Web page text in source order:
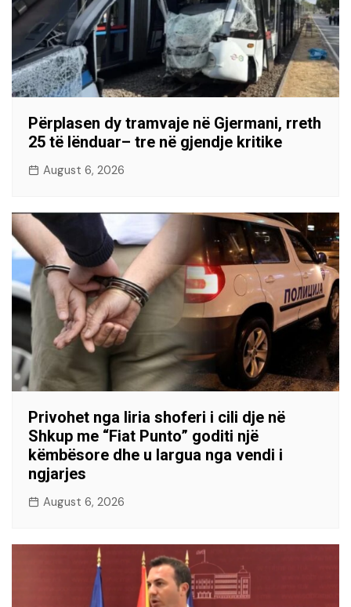
Përplasen dy tramvaje në Gjermani, rreth
25 të lënduar– tre në gjendje kritike
August 6, 2026
Privohet nga liria shoferi i cili dje në
Shkup me “Fiat Punto” goditi një
këmbësore dhe u largua nga vendi i
ngjarjes
August 6, 2026